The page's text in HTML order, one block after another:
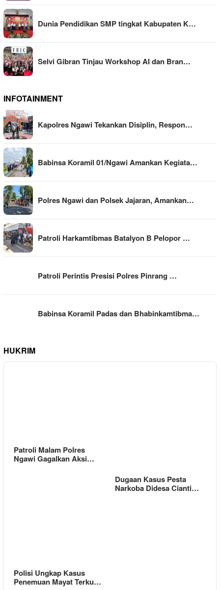
Dunia Pendidikan SMP tingkat Kabupaten K…
Selvi Gibran Tinjau Workshop AI dan Bran…
INFOTAINMENT
Kapolres Ngawi Tekankan Disiplin, Respon…
Babinsa Koramil 01/Ngawi Amankan Kegiata…
Polres Ngawi dan Polsek Jajaran, Amankan…
Patroli Harkamtibmas Batalyon B Pelopor …
Patroli Perintis Presisi Polres Pinrang …
Babinsa Koramil Padas dan Bhabinkamtibma…
HUKRIM
Patroli Malam Polres
Ngawi Gagalkan Aksi…
Dugaan Kasus Pesta
Narkoba Didesa Cianti…
Polisi Ungkap Kasus
Penemuan Mayat Terku…